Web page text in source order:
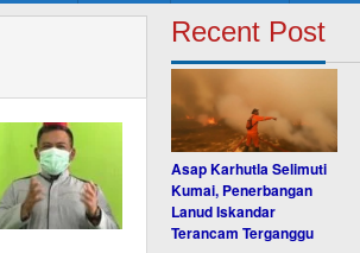
Recent Post
Asap Karhutla Selimuti
Kumai, Penerbangan
Lanud Iskandar
Terancam Terganggu